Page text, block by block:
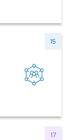
15
mental,
17